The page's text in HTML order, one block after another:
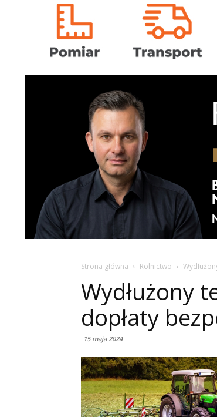
Strona główna Rolnictwo
Wydłużony
dopłaty
15 maja 2024